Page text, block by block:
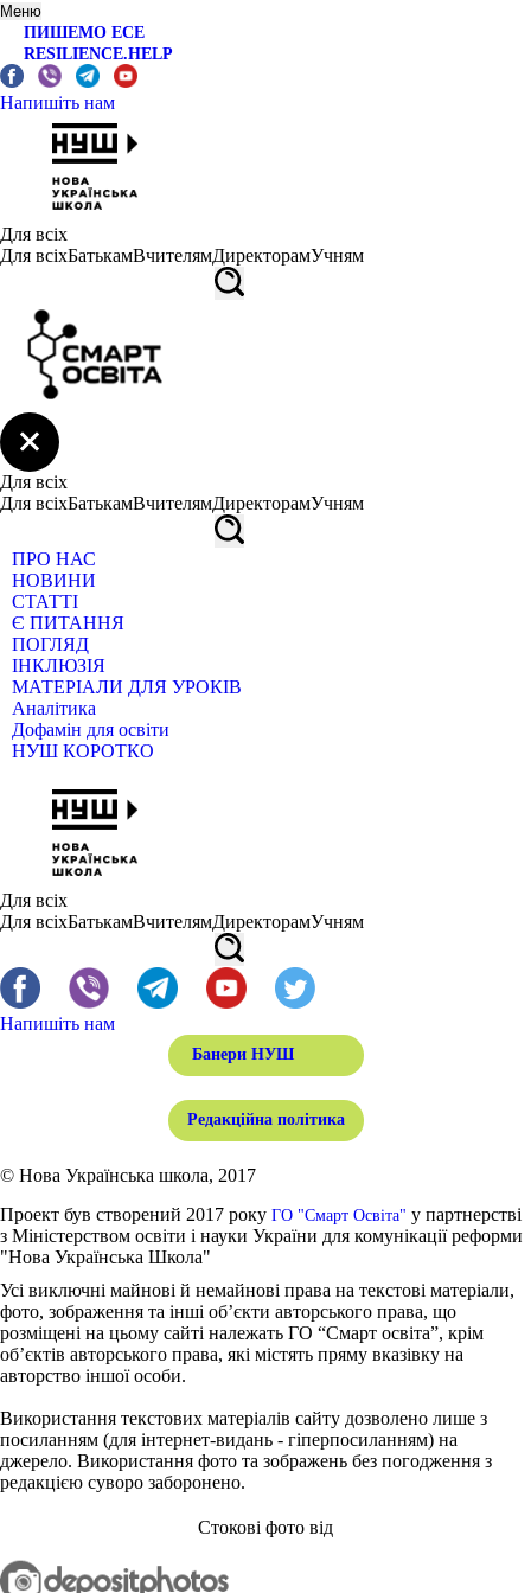
Меню
ПИШЕМО ЕСЕ
RESILIENCE.HELP
Напишіть нам
Для всіх
Для всіхБатькамВчителямДиректорамУчням
Для всіх
Для всіхБатькамВчителямДиректорамУчням
ПРО НАС
НОВИНИ
СТАТТІ
Є ПИТАННЯ
ПОГЛЯД
ІНКЛЮЗІЯ
МАТЕРІАЛИ ДЛЯ УРОКІВ
Аналітика
Дофамін для освіти
НУШ КОРОТКО
Для всіх
Для всіхБатькамВчителямДиректорамУчням
Напишіть нам
Банери НУШ
Редакційна політика
© Нова Українська школа, 2017
Проект був створений 2017 року ГО "Смарт Освіта" у партнерстві
з Міністерством освіти і науки України для комунікації реформи
"Нова Українська Школа"
Усі виключні майнові й немайнові права на текстові матеріали,
фото, зображення та інші об’єкти авторського права, що
розміщені на цьому сайті належать ГО “Смарт освіта”, крім
об’єктів авторського права, які містять пряму вказівку на
авторство іншої особи.
Використання текстових матеріалів сайту дозволено лише з
посиланням (для інтернет-видань - гіперпосиланням) на
джерело. Використання фото та зображень без погодження з
редакцією суворо заборонено.
Стокові фото від